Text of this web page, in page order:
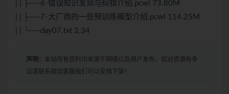
| | ├──6-错误知识发现与纠错介绍.pcwl 73.80M
| | ├──7-大厂商的一些预训练模型介绍.pcwl 114.25M
| | └──day07.txt 2.34
声明： 本站所有资料均来源于网络以及用户发布，如对资源有争
议请联系微信客服我们可以安排下架！